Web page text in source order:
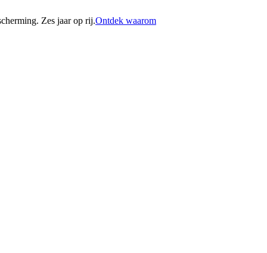
Zes jaar op rij.Ontdek waarom